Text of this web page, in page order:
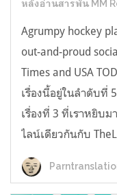
หลังอ่านสารพัน MM
Agrumpy hockey
out-and-proud
Times and USA
เรื่องนี้อยู่ในลำดับที่
เรื่องที่ 3 ที่เราหยิบม
ไลน์เดียวกันกับ